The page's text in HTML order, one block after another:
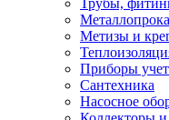
Трубы,
Метизы и
Приборы
Сантехника
Насосное